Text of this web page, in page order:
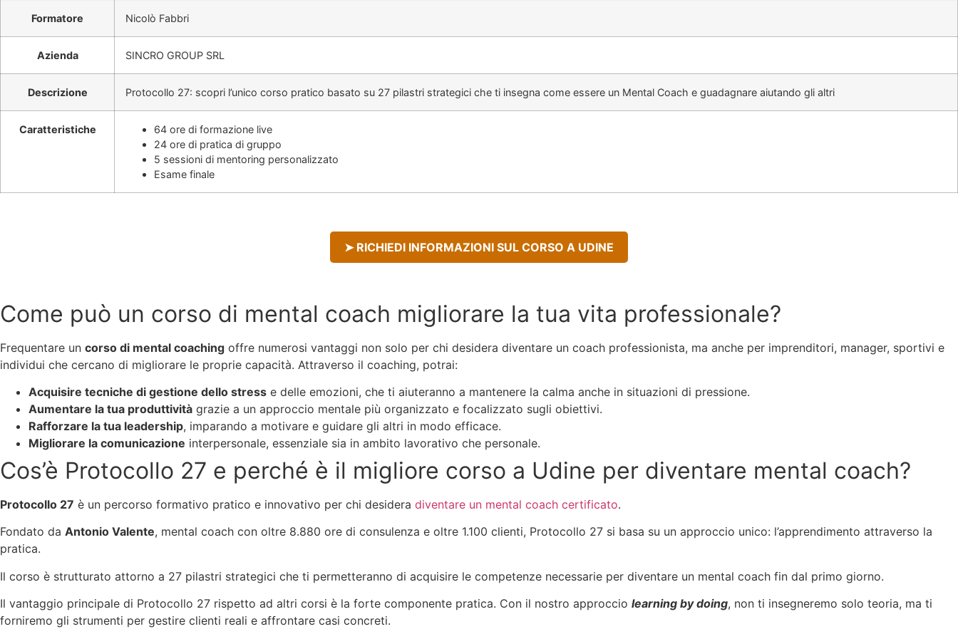
Formatore Nicolò Fabbri
Azienda SINCRO GROUP SRL
Descrizione Protocollo 27: scopri l’unico corso pratico basato su 27 pilastri strategici che ti insegna come essere un Mental Coach e guadagnare aiutando gli altri
Caratteristiche
64 ore di formazione live
24 ore di pratica di gruppo
5 sessioni di mentoring personalizzato
Esame finale
➤ RICHIEDI INFORMAZIONI SUL CORSO A UDINE
Come può un corso di mental coach migliorare la tua vita professionale?
Frequentare un corso di mental coaching offre numerosi vantaggi non solo per chi desidera diventare un coach professionista, ma anche per imprenditori, manager, sportivi e
individui che cercano di migliorare le proprie capacità. Attraverso il coaching, potrai:
Acquisire tecniche di gestione dello stress e delle emozioni, che ti aiuteranno a mantenere la calma anche in situazioni di pressione.
Aumentare la tua produttività grazie a un approccio mentale più organizzato e focalizzato sugli obiettivi.
Rafforzare la tua leadership, imparando a motivare e guidare gli altri in modo efficace.
Migliorare la comunicazione interpersonale, essenziale sia in ambito lavorativo che personale.
Cos’è Protocollo 27 e perché è il migliore corso a Udine per diventare mental coach?
Protocollo 27 è un percorso formativo pratico e innovativo per chi desidera diventare un mental coach certificato.
Fondato da Antonio Valente, mental coach con oltre 8.880 ore di consulenza e oltre 1.100 clienti, Protocollo 27 si basa su un approccio unico: l’apprendimento attraverso la
pratica.
Il corso è strutturato attorno a 27 pilastri strategici che ti permetteranno di acquisire le competenze necessarie per diventare un mental coach fin dal primo giorno.
Il vantaggio principale di Protocollo 27 rispetto ad altri corsi è la forte componente pratica. Con il nostro approccio learning by doing, non ti insegneremo solo teoria, ma ti
forniremo gli strumenti per gestire clienti reali e affrontare casi concreti.